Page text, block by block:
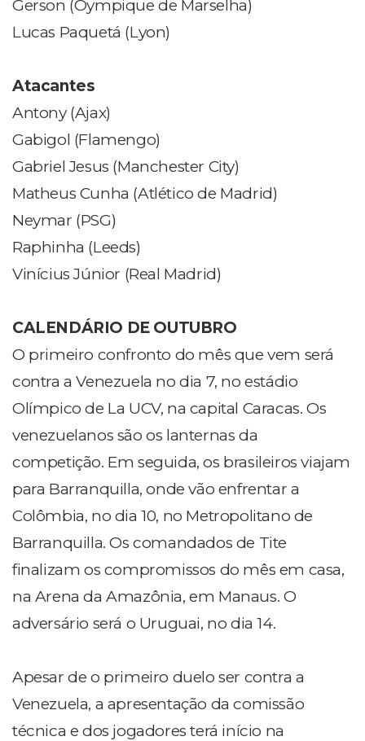
Gerson (Oympique de Marselha)
Lucas Paquetá (Lyon)
Atacantes
Antony (Ajax)
Gabigol (Flamengo)
Gabriel Jesus (Manchester City)
Matheus Cunha (Atlético de Madrid)
Neymar (PSG)
Raphinha (Leeds)
Vinícius Júnior (Real Madrid)
CALENDÁRIO DE OUTUBRO
O primeiro confronto do mês que vem será
contra a Venezuela no dia 7, no estádio
Olímpico de La UCV, na capital Caracas. Os
venezuelanos são os lanternas da
competição. Em seguida, os brasileiros viajam
para Barranquilla, onde vão enfrentar a
Colômbia, no dia 10, no Metropolitano de
Barranquilla. Os comandados de Tite
finalizam os compromissos do mês em casa,
na Arena da Amazônia, em Manaus. O
adversário será o Uruguai, no dia 14.
Apesar de o primeiro duelo ser contra a
Venezuela, a apresentação da comissão
técnica e dos jogadores terá início na